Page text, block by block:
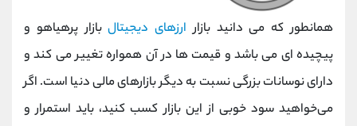
همانطور که می ‌دانید بازار ارزهای دیجیتالبازار پرهیاهو و
پیچیده ‌ای می‌ باشد و قیمت‌ ها در آن همواره تغییر می‌ کند و
دارای نوسانات بزرگی نسبت به دیگر بازارهای مالی دنیا است. اگر
می‌خواهید سود خوبی از این بازار کسب کنید، باید استمرار و